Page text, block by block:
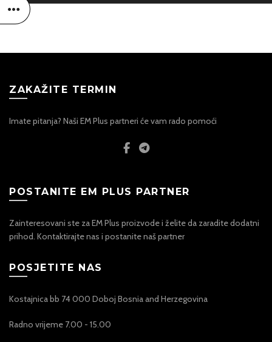
ZAKAŽITE TERMIN
Imate pitanja? Naši EM Plus partneri će vam rado pomoći
POSTANITE EM PLUS PARTNER
Zainteresovani ste za EM Plus proizvode i želite da zaradite dodatni
prihod. Kontaktirajte nas i postanite naš partner
POSJETITE NAS
Kostajnica bb 74 000 Doboj Bosnia and Herzegovina
Radno vrijeme 7.00 - 15.00